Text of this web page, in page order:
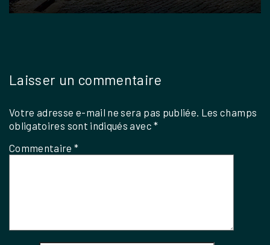
Laisser un commentaire
Votre adresse e-mail ne sera pas publiée. Les champs
obligatoires sont indiqués avec*
Commentaire*